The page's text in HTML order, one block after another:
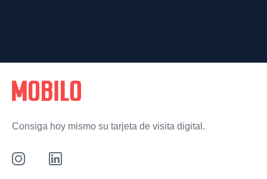
Consiga hoy mismo su tarjeta de visita digital.